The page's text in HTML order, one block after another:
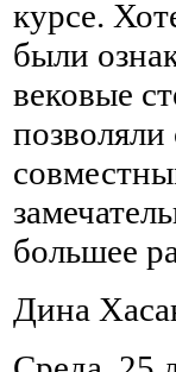
курсе.
были
вековые
позволяли
большее
Дина